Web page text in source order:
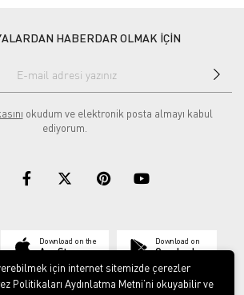
HABERDAR OLMAK İÇİN
okudum ve elektronik posta almayı kabul
ediyorum.
Download on the
App Store
Download on
Google play
için internet sitemizde çerezler
Politikaları Aydınlatma Metni’ni okuyabilir ve